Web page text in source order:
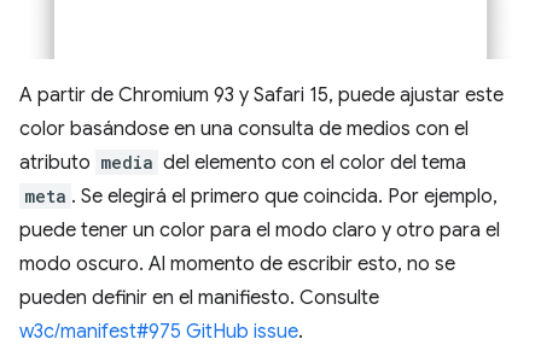
A partir de Chromium 93 y Safari 15, puede ajustar este
color basándose en una consulta de medios con el
atributo media del elemento con el color del tema
meta . Se elegirá el primero que coincida. Por ejemplo,
puede tener un color para el modo claro y otro para el
modo oscuro. Al momento de escribir esto, no se
pueden definir en el manifiesto. Consulte
w3c/manifest#975 GitHub issue.